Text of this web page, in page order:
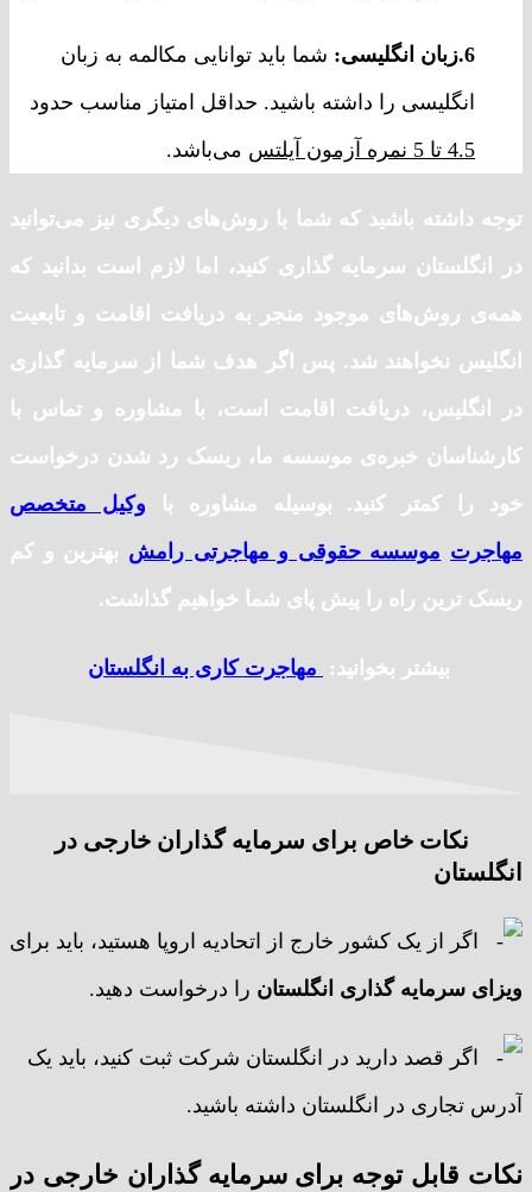
6.زبان انگلیسی:
شما باید توانایی مکالمه به زبان
انگلیسی را داشته باشید. حداقل امتیاز مناسب حدود
4.5 تا 5 نمره آزمون آیلتس
می‌باشد.
توجه داشته باشید که شما با روش‌های دیگری نیز می‌توانید
در انگلستان سرمایه گذاری کنید، اما لازم است بدانید که
همه‌ی روش‌های موجود منجر به دریافت اقامت و تابعیت
انگلیس نخواهند شد. پس اگر هدف شما از سرمایه گذاری
در انگلیس، دریافت اقامت است، با مشاوره و تماس با
کارشناسان خبره‌ی موسسه ما، ریسک رد شدن درخواست
خود را کمتر کنید. بوسیله مشاوره با وکیل متخصص
مهاجرت موسسه حقوقی و مهاجرتی رامش بهترین و کم
ریسک ترین راه را پیش پای شما خواهیم گذاشت.
بیشتر بخوانید: مهاجرت کاری به انگلستان
نکات خاص برای سرمایه گذاران خارجی در
انگلستان
اگر از یک کشور خارج از اتحادیه اروپا هستید، باید برای
ویزای سرمایه گذاری انگلستان را درخواست دهید.
اگر قصد دارید در انگلستان شرکت ثبت کنید، باید یک
آدرس تجاری در انگلستان داشته باشید.
نکات قابل توجه برای سرمایه گذاران خارجی در